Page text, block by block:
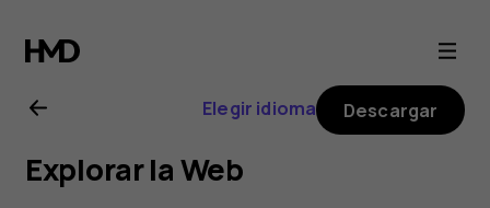
Guía
del
usuario
Elegir idioma Descargar
Explorar la Web